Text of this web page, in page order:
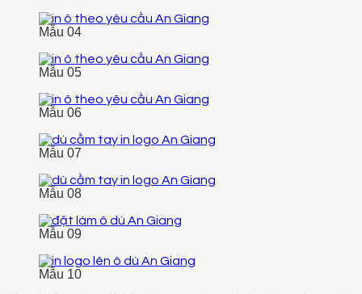
Mẫu 04
Mẫu 05
Mẫu 06
Mẫu 07
Mẫu 08
Mẫu 09
Mẫu 10